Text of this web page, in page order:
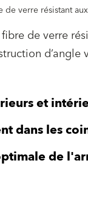
verre résistant
de verre
d’angle
et
dans les
de